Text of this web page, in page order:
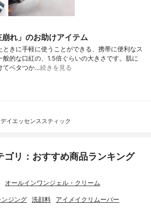
崩れ」のお助けアイテム
ときに手軽に使うことができる、携帯に便利なス
般的な口紅の、1.5倍ぐらいの大きさです。肌に
てベタつか…続きを見る
イエッセンススティック
ゴリ：おすすめ商品ランキング
オールインワンジェル・クリーム
ンジング 洗顔料 アイメイクリムーバー